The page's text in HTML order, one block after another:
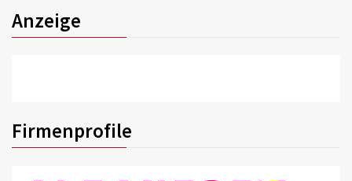
Anzeige
Firmenprofile